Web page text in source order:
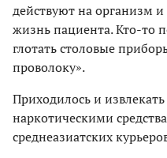
действуют на организм и
жизнь пациента. Кто-то
глотать столовые
проволоку».
Приходилось и
наркотическими
среднеазиатских